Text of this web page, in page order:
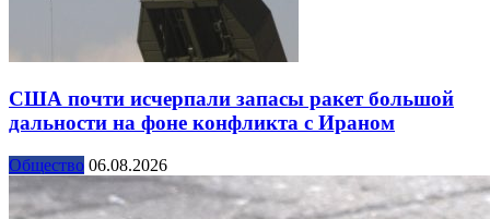
США почти исчерпали запасы ракет большой
дальности на фоне конфликта с Ираном
Общество 06.08.2026